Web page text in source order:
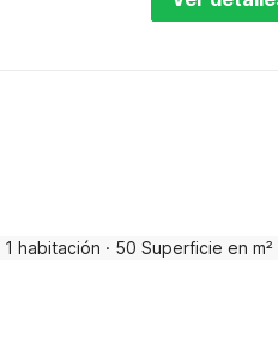
1 habitación · 50 Superficie en m²